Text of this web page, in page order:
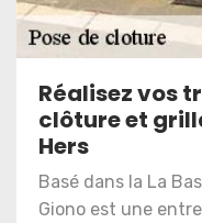
Réalisez vos
clôture et
Hers
Basé dans la La
Giono est une